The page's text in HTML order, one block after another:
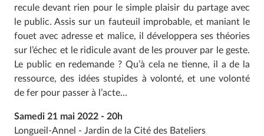
recule devant rien pour le simple plaisir du partage avec
le public. Assis sur un fauteuil improbable, et maniant le
fouet avec adresse et malice, il développera ses théories
sur l’échec et le ridicule avant de les prouver par le geste.
Le public en redemande ? Qu’à cela ne tienne, il a de la
ressource, des idées stupides à volonté, et une volonté
de fer pour passer à l’acte…
Samedi 21 mai 2022 - 20h
Longueil-Annel - Jardin de la Cité des Bateliers